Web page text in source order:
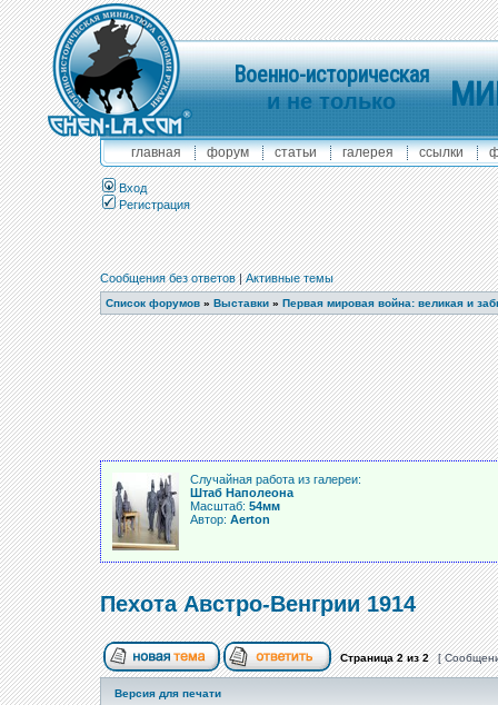
Военно-историческая
и не только
главная форум статьи галерея ссылки
Вход
Регистрация
Сообщения без ответов|Активные темы
Список форумов » Выставки » Первая мировая война: великая и
Случайная работа из галереи:
Штаб Наполеона
Масштаб: 54мм
Автор: Aerton
Пехота Австро-Венгрии 1914
Страница2из2 [
Версия для печати